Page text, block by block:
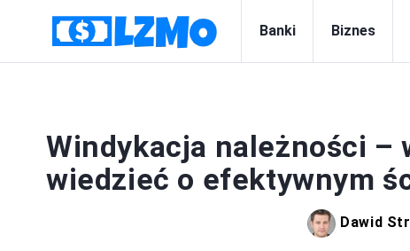
Banki Biznes
Windykacja należności –
wiedzieć o efektywnym
Dawid